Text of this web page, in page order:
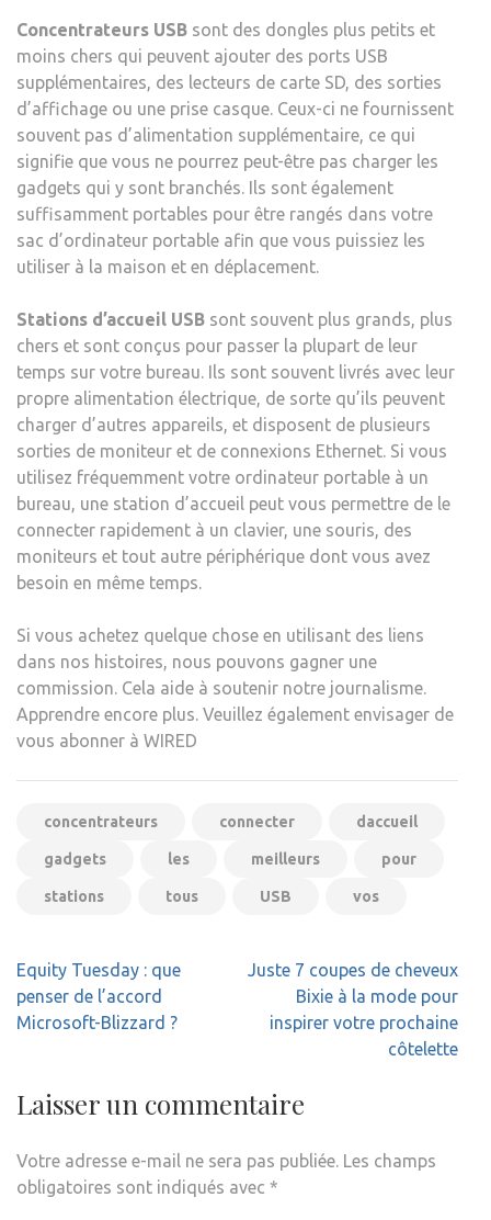
Concentrateurs USB sont des dongles plus petits et
moins chers qui peuvent ajouter des ports USB
supplémentaires, des lecteurs de carte SD, des sorties
d’affichage ou une prise casque. Ceux-ci ne fournissent
souvent pas d’alimentation supplémentaire, ce qui
signifie que vous ne pourrez peut-être pas charger les
gadgets qui y sont branchés. Ils sont également
suffisamment portables pour être rangés dans votre
sac d’ordinateur portable afin que vous puissiez les
utiliser à la maison et en déplacement.
Stations d’accueil USB sont souvent plus grands, plus
chers et sont conçus pour passer la plupart de leur
temps sur votre bureau. Ils sont souvent livrés avec leur
propre alimentation électrique, de sorte qu’ils peuvent
charger d’autres appareils, et disposent de plusieurs
sorties de moniteur et de connexions Ethernet. Si vous
utilisez fréquemment votre ordinateur portable à un
bureau, une station d’accueil peut vous permettre de le
connecter rapidement à un clavier, une souris, des
moniteurs et tout autre périphérique dont vous avez
besoin en même temps.
Si vous achetez quelque chose en utilisant des liens
dans nos histoires, nous pouvons gagner une
commission. Cela aide à soutenir notre journalisme.
Apprendre encore plus. Veuillez également envisager de
vous abonner à WIRED
concentrateurs connecter daccueil
gadgets les meilleurs pour
stations tous USB vos
Navigation
de
l’article
Equity Tuesday : que
penser de l’accord
Microsoft-Blizzard ?
Juste 7 coupes de cheveux
Bixie à la mode pour
inspirer votre prochaine
côtelette
Laisser un commentaire
Votre adresse e-mail ne sera pas publiée. Les champs
obligatoires sont indiqués avec *